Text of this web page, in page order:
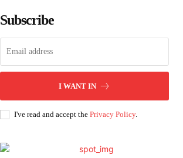
Subscribe
I WANT IN
I've read and accept the Privacy Policy.